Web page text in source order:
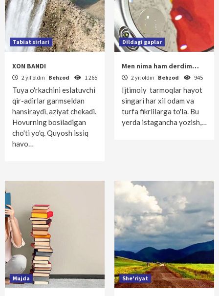
Tabiat sirlari
XON BANDI
2 yil oldin Behzod 1 265
Tuya o'rkachini eslatuvchi
qir-adirlar garmseldan
hansiraydi, aziyat chekadi.
Hovurning bosiladigan
cho'ti yo'q. Quyosh issiq
havo…
Dildagi gaplar
Men nima ham derdim…
2 yil oldin Behzod 945
Ijtimoiy tarmoqlar hayot
singari har xil odam va
turfa fikrlilarga to'la. Bu
yerda istagancha yozish,…
Mujda She'riyat